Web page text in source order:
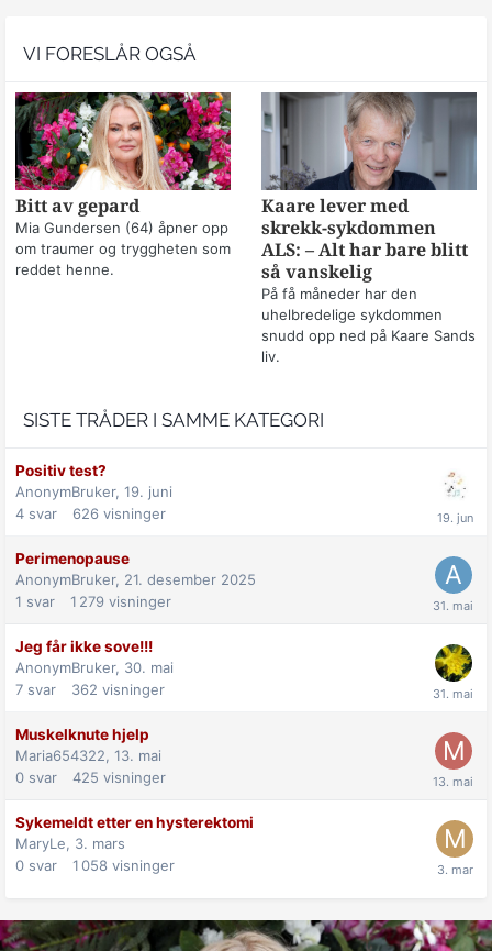
VI FORESLÅR OGSÅ
Bitt av gepard
Mia Gundersen (64) åpner opp
om traumer og tryggheten som
reddet henne.
Kaare lever med
skrekk-sykdommen
ALS: – Alt har bare blitt
så vanskelig
På få måneder har den
uhelbredelige sykdommen
snudd opp ned på Kaare Sands
liv.
SISTE TRÅDER I SAMME KATEGORI
Positiv test?
AnonymBruker, 19. juni
4 svar 626 visninger
Perimenopause
AnonymBruker, 21. desember 2025
1 svar 1 279 visninger
Jeg får ikke sove!!!
AnonymBruker, 30. mai
7 svar 362 visninger
Muskelknute hjelp
Maria654322, 13. mai
0 svar 425 visninger
Sykemeldt etter en hysterektomi
MaryLe, 3. mars
0 svar 1 058 visninger